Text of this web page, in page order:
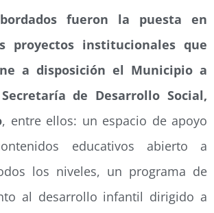
fueron la puesta en
proyectos institucionales que
a disposición el Municipio a
de Desarrollo Social,
, entre ellos: un espacio de apoyo
educativos abierto a
los niveles, un programa de
al desarrollo infantil dirigido a